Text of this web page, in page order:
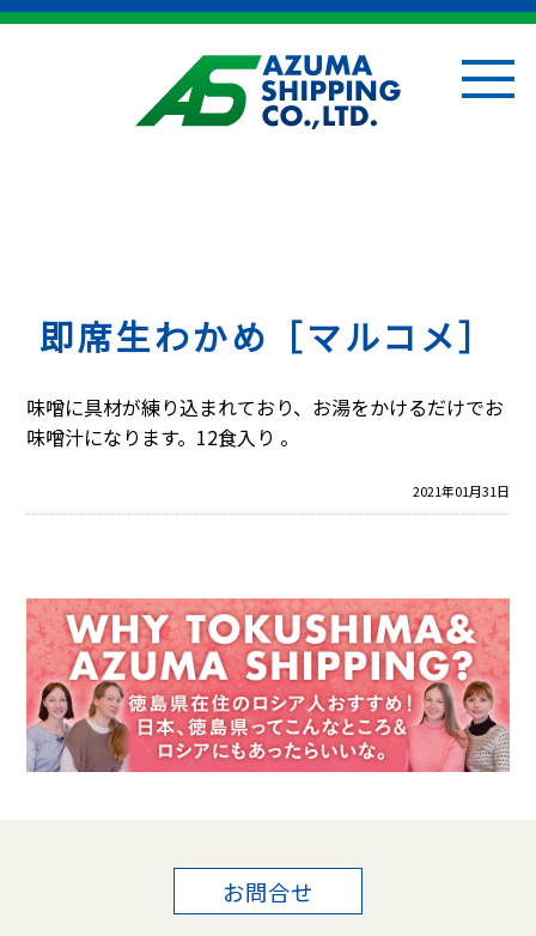
即席生わかめ［マルコメ］
味噌に具材が練り込まれており、お湯をかけるだけでお
味噌汁になります。12食入り 。
2021年01月31日
お問合せ